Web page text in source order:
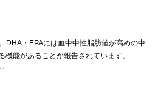
DHA・EPAには血中中性脂肪値が高めの中
能があることが報告されています。